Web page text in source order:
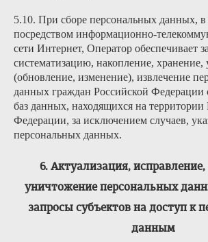
5.10. При сборе персональных данных, в
посредством информационно-
сети Интернет, Оператор обеспечивает
систематизацию, накопление, хранение,
(обновление, изменение), извлечение
данных граждан Российской Федерации
баз данных, находящихся на территории
Федерации, за исключением случаев,
персональных данных.
6. Актуализация,
уничтожение персональных
запросы субъектов на доступ к
данным